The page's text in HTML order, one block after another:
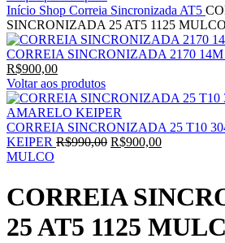
Início Shop Correia SincronizadaAT5
SINCRONIZADA 25 AT5 1125 MULCO
CORREIA SINCRONIZADA 2170
R$900,00
Voltar aos produtos
CORREIA SINCRONIZADA 25 T10
KEIPER R$990,00 R$900,00
MULCO
CORREIA
25 AT5 1125